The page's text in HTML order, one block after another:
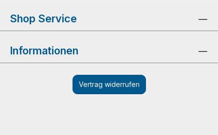
Shop Service
Informationen
Vertrag widerrufen